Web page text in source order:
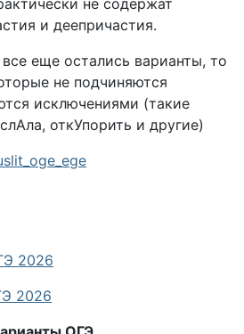
не содержат
и деепричастия.
еще остались варианты, то
не подчиняются
исключениями (такие
откУпорить и другие)
2026
2026